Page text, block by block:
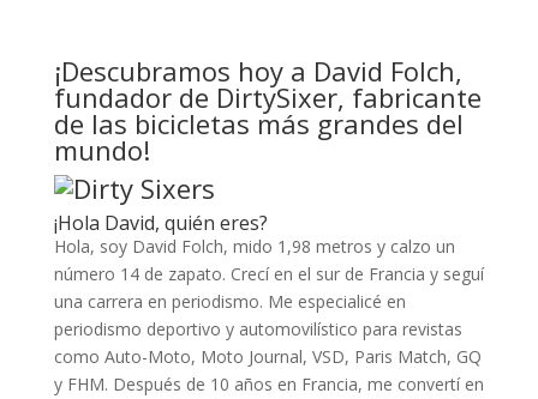
¡Descubramos hoy a David Folch,
fundador de DirtySixer, fabricante
de las bicicletas más grandes del
mundo!
¡Hola David, quién eres?
Hola, soy David Folch, mido 1,98 metros y calzo un
número 14 de zapato. Crecí en el sur de Francia y seguí
una carrera en periodismo. Me especialicé en
periodismo deportivo y automovilístico para revistas
como Auto-Moto, Moto Journal, VSD, Paris Match, GQ
y FHM. Después de 10 años en Francia, me convertí en